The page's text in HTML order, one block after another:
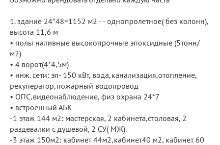
1.⁠ ⁠здание 24*48=1152 м2 - - однопролетное( без колонн),
высота 11,6 м
•⁠ ⁠полы наливные высокопрочные эпоксидные (5тонн/
м2)
•⁠ ⁠⁠4 ворот(4*4,5м)
•⁠ ⁠⁠инж. сети: эл- 150 кВт, вода,канализация,отопление,
рекуператор,пожарный водопровод
•⁠ ⁠⁠ОПС,видеонаблюдение, физ охрана 24*7
•⁠ ⁠⁠встроенный АБК
-1 этаж 144 м2: мастерская, 2 кабинета,столовая, 2
раздевалки с душевой, 2 СУ( МЖ).
-3 этаж 150м2: кабинет 44м2,кабинет40 м2, кабинет 60